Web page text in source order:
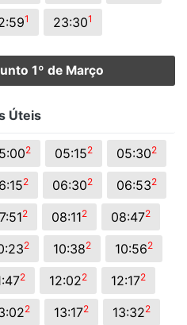
1 23:301
1º de Março
Úteis
2 05:152 05:302
2 06:302 06:532
2 08:112 08:472
2 10:382 10:562
2 12:022 12:172
2 13:172 13:322